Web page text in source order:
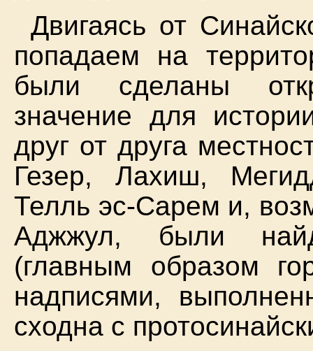
Двигаясь от
попадаем на
были сделаны
значение для
друг от друга
Гезер, Лахиш,
Телль эс-Сарем и,
Аджжул, были
(главным образом
надписями,
сходна с